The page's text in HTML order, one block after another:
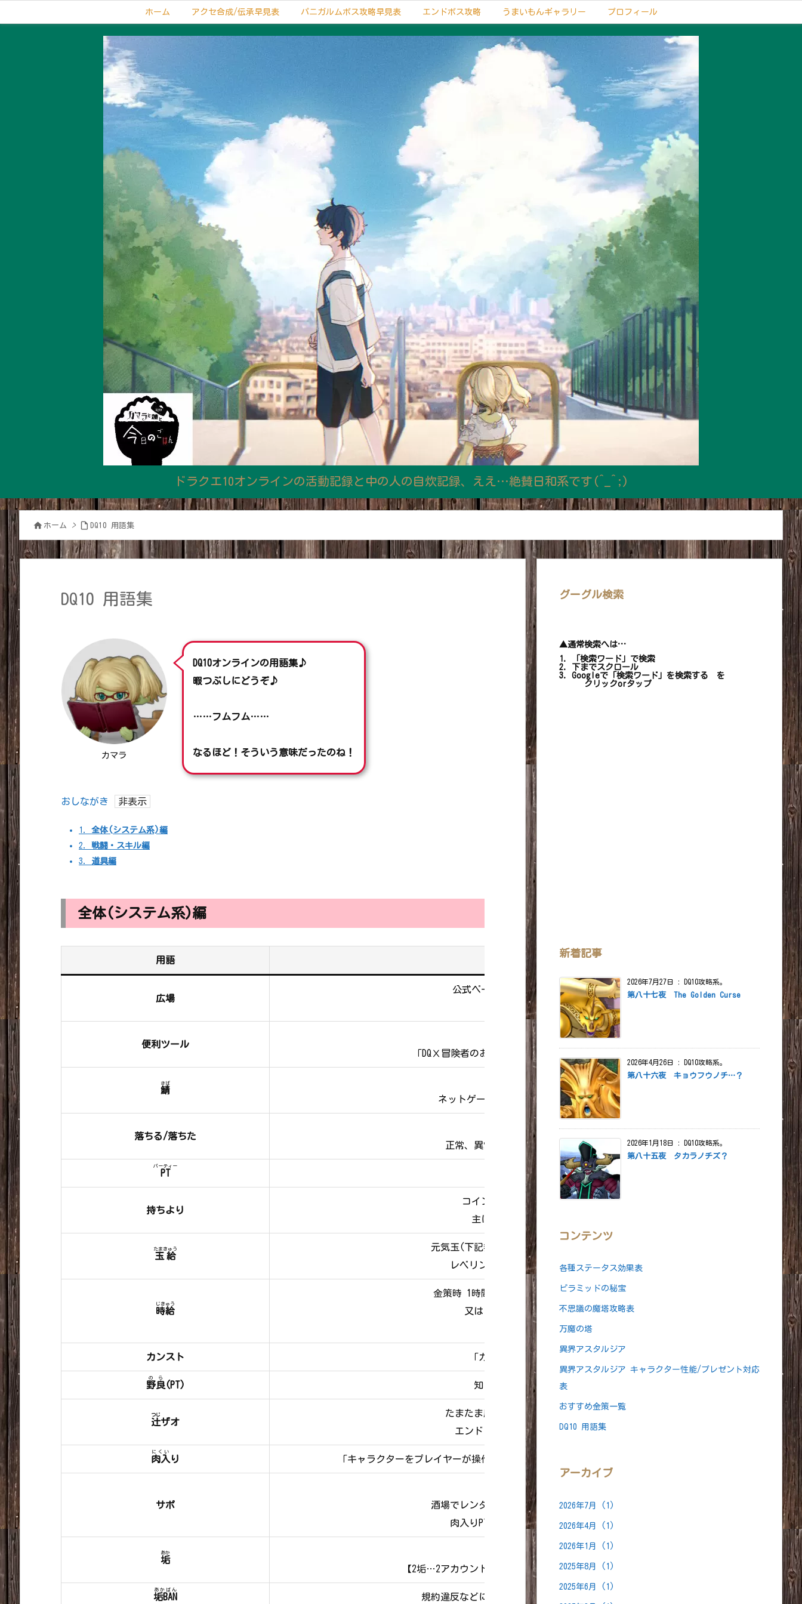
ホーム アクセ合成/伝承早見表 パニガルムボス攻略早見表 エンドボス攻略 うまいもんギャラリー プロフィール
ドラクエ10オンラインの活動記録と中の人の自炊記録、ええ…絶賛日和系です(^_^;)
 ホーム >  DQ10 用語集
DQ10 用語集
カマラ
DQ10オンラインの用語集♪
暇つぶしにどうぞ♪
……フムフム……
なるほど！そういう意味だったのね！
おしながき
1.
全体(システム系)編
2.
戦闘・スキル編
3.
道具編
全体(システム系)編
用語
広場
公式ページ「 目覚めし冒険者の広場」の事
https://hiroba.dqx.jp/sc/
便利ツール
モバイル用公式アプリ
「DQⅩ冒険者のおでかけ超便利ツール」(ios・android) の事
鯖
さば
「サーバー」の事
ネットゲーム/モバイルゲーム全般でよく使われる
落ちる/落ちた
「ログアウト」する事
正常、異常(サーバーエラー等)時共に使われる
PT
パーティー
「パーティー」の略
持ちより
コイン/カード等を一人一人持ち寄る事
主に魔法の迷宮 関連で用いられる
玉給
たまきゅう
元気玉(下記参照)使用中に得られた総獲得経験値の事
レベリング(レベル上げ)効率の指標とされる
時給
じきゅう
金策時 1時間あたりに得られたG(ゴールド)の値の事
又は「1時間あたり」に換算したGの値
金策効率の指標とされる
カンスト 「カウンターストップ」(上限)の略
野良
のら
(PT) 知らない人とパーティーを組む事
辻
つじ
ザオ
たまたま居合わせた人にザオ系(蘇生)される事
エンドコンテンツ(高難度)でよく見られる
肉入
にくい
り 「キャラクターをプレイヤーが操作している状態」の事⇔「サポート仲間/仲間モンスター」(AI)
サポ
「サポート」仲間の事
酒場でレンタルできる他の冒険者が登録したAIキャラ
肉入りPTで空き枠がある場合によく使われる
垢
あか
「アカウント」の略
【2垢…2アカウント 3垢…3アカウント 複垢…複数アカウント】
垢BAN
あかばん
規約違反などにより「アカウント永久停止処分」される事
グーグル検索
▲通常検索へは…
1. 「検索ワード」で検索
2. 下までスクロール
3. Googleで「検索ワード」を検索する を
クリックorタップ
新着記事
2026年7月27日 : DQ10攻略系。
第八十七夜 The Golden Curse
2026年4月26日 : DQ10攻略系。
第八十六夜 キョウフウノチ…？
2026年1月18日 : DQ10攻略系。
第八十五夜 タカラノチズ？
コンテンツ
各種ステータス効果表
ピラミッドの秘宝
不思議の魔塔攻略表
万魔の塔
異界アスタルジア
異界アスタルジア キャラクター性能/プレゼント対応
表
おすすめ金策一覧
DQ10 用語集
アーカイブ
2026年7月 (1)
2026年4月 (1)
2026年1月 (1)
2025年8月 (1)
2025年6月 (1)